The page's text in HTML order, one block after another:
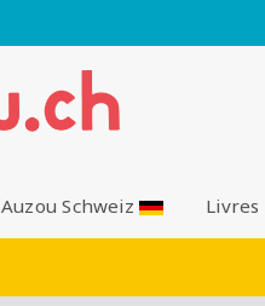
Auzou Schweiz